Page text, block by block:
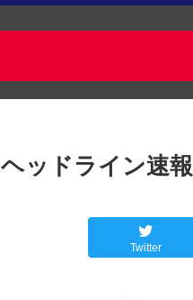
ヘッドライン速報
Twitter